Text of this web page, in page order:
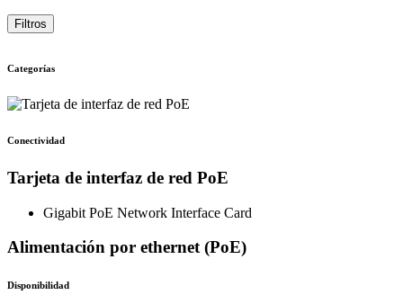
Filtros
Categorías
Conectividad
Tarjeta de interfaz de red PoE
Gigabit PoE Network Interface Card
Alimentación por ethernet (PoE)
Disponibilidad